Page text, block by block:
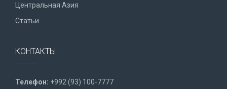
Центральная Азия
Статьи
КОНТАКТЫ
Телефон: +992 (93) 100-7777